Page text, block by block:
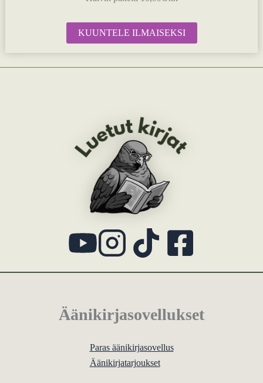
KUUNTELE ILMAISEKSI
Äänikirjasovellukset
Paras äänikirjasovellus
Äänikirjatarjoukset